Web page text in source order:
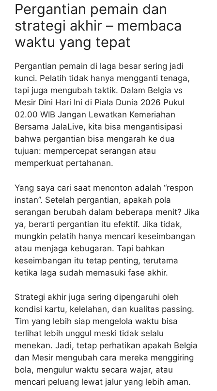
Pergantian pemain dan
strategi akhir – membaca
waktu yang tepat
Pergantian pemain di laga besar sering jadi
kunci. Pelatih tidak hanya mengganti tenaga,
tapi juga mengubah taktik. Dalam Belgia vs
Mesir Dini Hari Ini di Piala Dunia 2026 Pukul
02.00 WIB Jangan Lewatkan Kemeriahan
Bersama JalaLive, kita bisa mengantisipasi
bahwa pergantian bisa mengarah ke dua
tujuan: mempercepat serangan atau
memperkuat pertahanan.
Yang saya cari saat menonton adalah “respon
instan”. Setelah pergantian, apakah pola
serangan berubah dalam beberapa menit? Jika
ya, berarti pergantian itu efektif. Jika tidak,
mungkin pelatih hanya mencari keseimbangan
atau menjaga kebugaran. Tapi bahkan
keseimbangan itu tetap penting, terutama
ketika laga sudah memasuki fase akhir.
Strategi akhir juga sering dipengaruhi oleh
kondisi kartu, kelelahan, dan kualitas passing.
Tim yang lebih siap mengelola waktu bisa
terlihat lebih unggul meski tidak selalu
menekan. Jadi, tetap perhatikan apakah Belgia
dan Mesir mengubah cara mereka menggiring
bola, mengulur waktu secara wajar, atau
mencari peluang lewat jalur yang lebih aman.